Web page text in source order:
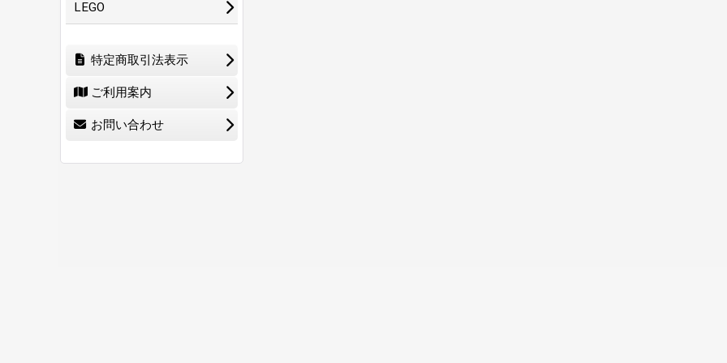
LEGO
特定商取引法表示
ご利用案内
お問い合わせ